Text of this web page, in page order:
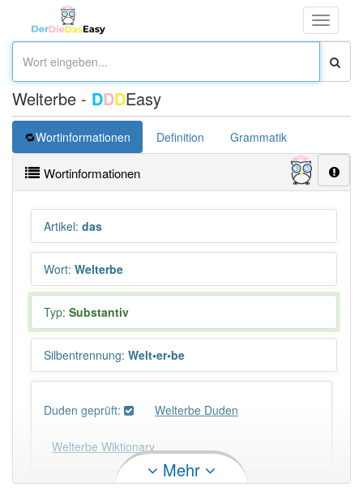
Toggle
Welterbe - DDDEasy
Wortinformationen Definition Grammatik
Wortinformationen
Artikel: das
Wort: Welterbe
Typ: Substantiv
Silbentrennung: Welt•er•be
Duden geprüft: Welterbe Duden
Welterbe Wiktionary
Mehr